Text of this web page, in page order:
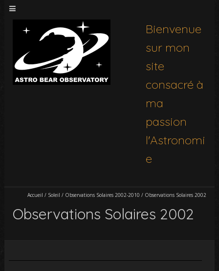
Bienvenue
sur mon
site
consacré à
ma
passion
l'Astronomi
e
Accueil / Soleil / Observations Solaires 2002-2010 / Observations Solaires 2002
Observations Solaires 2002